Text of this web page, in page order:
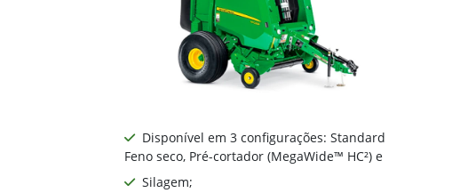
Disponível em 3 configurações: Standard
Feno seco, Pré-cortador (MegaWide™ HC²) e
Silagem;